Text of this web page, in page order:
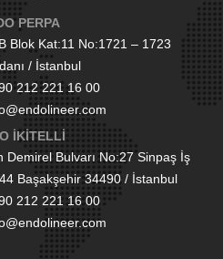
PERPA
Blok Kat:11 No:1721 – 1723
/ İstanbul
212 221 16 00
İKİTELLİ
Demirel Bulvarı No:27 Sinpaş İş
Başakşehir 34490 / İstanbul
212 221 16 00